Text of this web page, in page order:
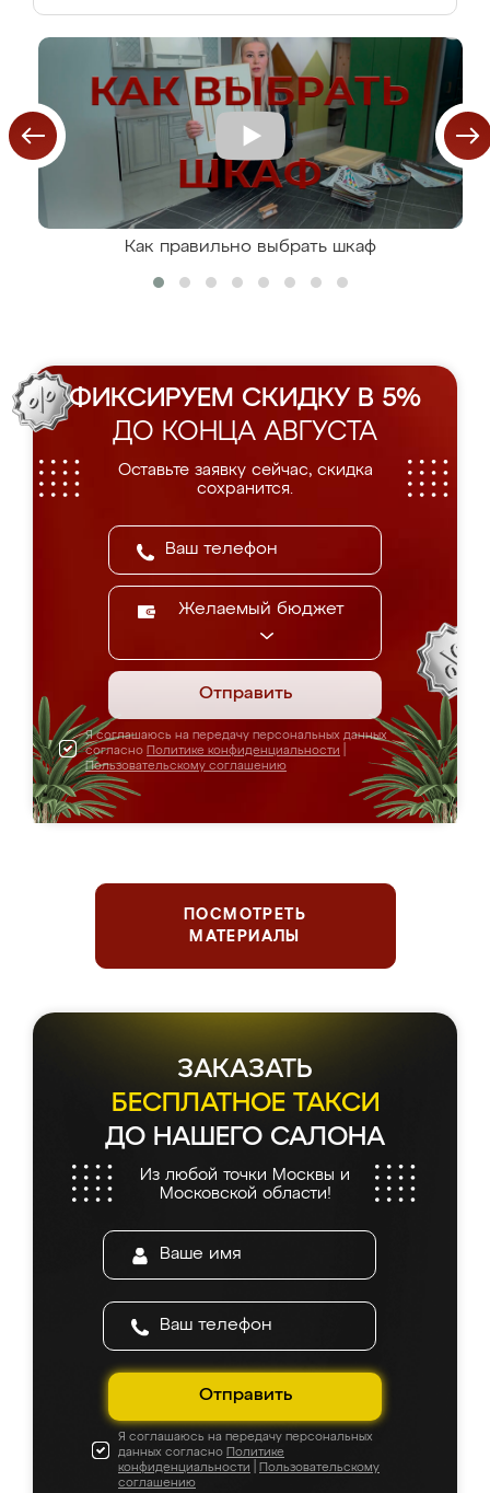
Как правильно выбрать шкаф
ФИКСИРУЕМ СКИДКУ В 5%
ДО КОНЦА АВГУСТА
Оставьте заявку сейчас, скидка
сохранится.
Желаемый бюджет
Отправить
Я соглашаюсь на передачу персональных данных
согласно Политике конфиденциальности
Пользовательскому соглашению
ПОСМОТРЕТЬ
МАТЕРИАЛЫ
ЗАКАЗАТЬ
БЕСПЛАТНОЕ ТАКСИ
ДО НАШЕГО САЛОНА
Из любой точки Москвы и
Московской области!
Отправить
Я соглашаюсь на передачу персональных
данных согласно Политике
конфиденциальности
Пользовательскому
соглашению